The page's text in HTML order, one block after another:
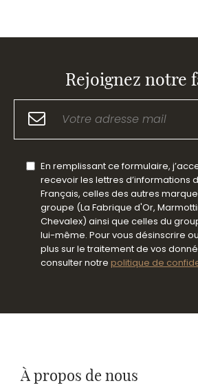
Rejoignez notre
En remplissant ce formulaire,
recevoir les lettres d’informations
Français, celles des autres
groupe (La Fabrique d'Or,
Chevalex) ainsi que celles du
lui-même. Pour vous désinscrire
plus sur le traitement de vos
consulter notre politique de
À propos de nous